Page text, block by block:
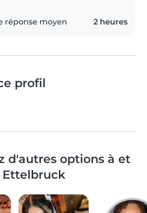
réponse moyen 2 heures
profil
d'autres options à et